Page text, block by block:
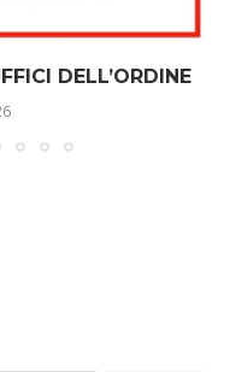
DELL’ORDINE